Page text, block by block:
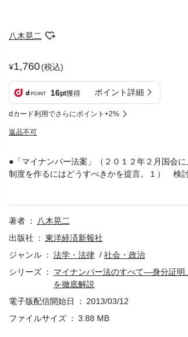
八木晃二
1,760(税込)
16pt獲得 ポイント詳細
dカード利用でさらにポイント+2%
返品不可
●「マイナンバー法案」（２０１２年２月国会
制度を作るにはどうすべきかを提言。１） 検
「国民ＩＤ制度」「身元証明書制度」「プライ
「社会保障番号」に限って導入し、まずは、こ
する４） そして、同時に「プライバシー保護
「国民ＩＤ制度」と「身元証明書制度」につ
設計は、民間企業や国際標準のＩＣＴ技術の知
時代を、便利・公平・安全なものにするための
著者
八木晃二
出版社
東洋経済新報社
ジャンル
法学・法律
社会・政治
シリーズ
マイナンバー法のすべて―身分証
を徹底解説
電子版配信開始日
2013/03/12
ファイルサイズ
3.88 MB